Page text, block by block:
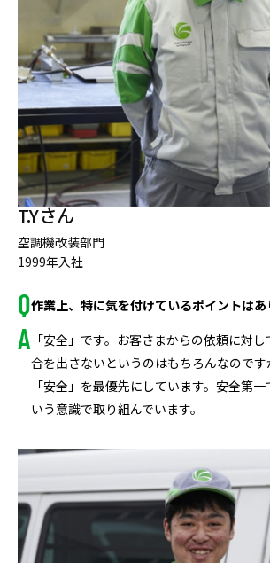
T.Yさん
空調機改装部門
1999年入社
作業上、特に気を付けているポイントはあ
「安全」です。お客さまからの依頼に対
合を出さないというのはもちろんなので
「安全」を最優先にしています。安全第
いう意識で取り組んでいます。